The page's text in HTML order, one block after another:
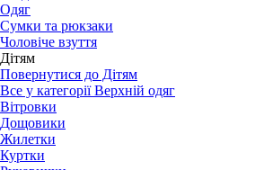
Одяг
Сумки та рюкзаки
Чоловіче взуття
Дітям
Повернутися до Дітям
Все у категорії Верхній одяг
Вітровки
Дощовики
Жилетки
Куртки